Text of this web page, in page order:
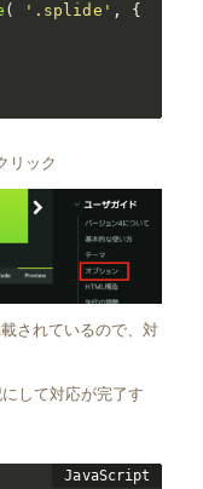
( '.splide' ,
{
リック
されているので、対
して対応が完了す